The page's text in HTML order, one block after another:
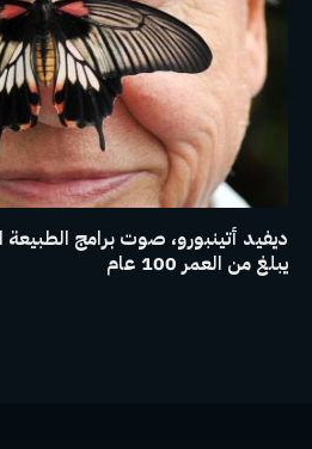
ديفيد أتينبورو، صوت برامج
يبلغ من العمر 100 عام